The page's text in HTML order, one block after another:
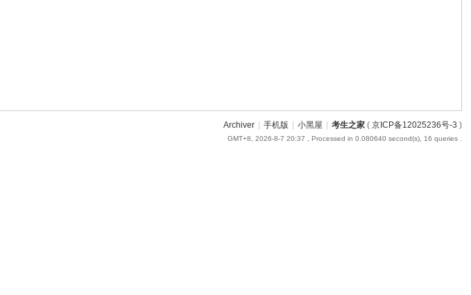
Archiver 手机版 小黑屋 考生之家( 京ICP备12025236号-3 )
GMT+8, 2026-8-7 20:37 , Processed in 0.080640 second(s), 16 queries .